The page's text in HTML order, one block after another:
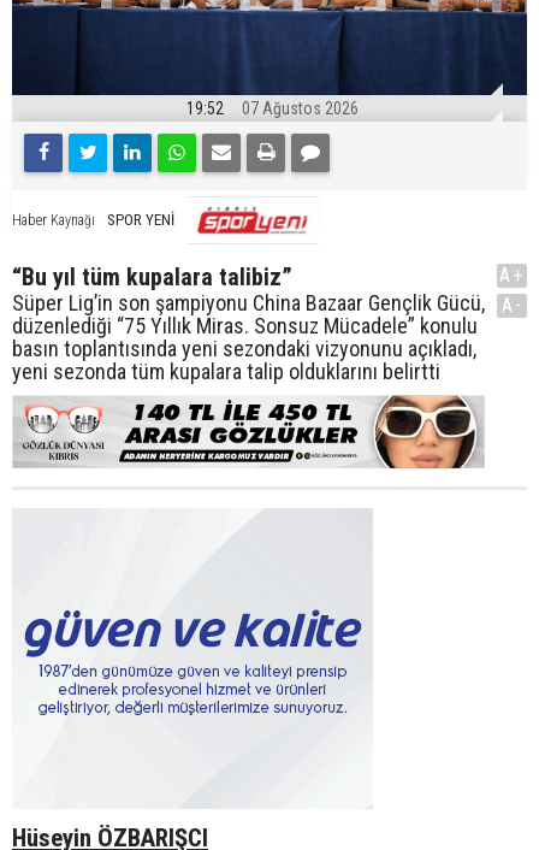
19:52 07 Ağustos 2026
Haber Kaynağı SPOR YENİ
“Bu yıl tüm kupalara talibiz”
Süper Lig’in son şampiyonu China Bazaar Gençlik Gücü,
düzenlediği “75 Yıllık Miras. Sonsuz Mücadele” konulu
basın toplantısında yeni sezondaki vizyonunu açıkladı,
yeni sezonda tüm kupalara talip olduklarını belirtti
A+
A-
Hüseyin ÖZBARIŞCI